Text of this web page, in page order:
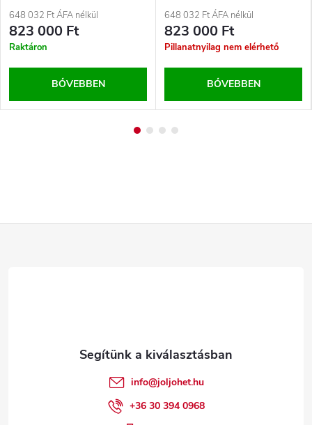
648 032 Ft ÁFA nélkül
823 000 Ft
Raktáron
BŐVEBBEN
648 032 Ft ÁFA nélkül
823 000 Ft
Pillanatnyilag nem elérhető
BŐVEBBEN
info@joljohet.hu
+36 30 394 0968